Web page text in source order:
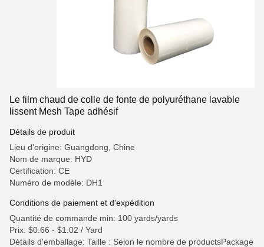
Le film chaud de colle de fonte de polyuréthane lavable
lissent Mesh Tape adhésif
Détails de produit
Lieu d'origine: Guangdong, Chine
Nom de marque: HYD
Certification: CE
Numéro de modèle: DH1
Conditions de paiement et d'expédition
Quantité de commande min: 100 yards/yards
Prix: $0.66 - $1.02 / Yard
Détails d'emballage: Taille : Selon le nombre de productsPackage